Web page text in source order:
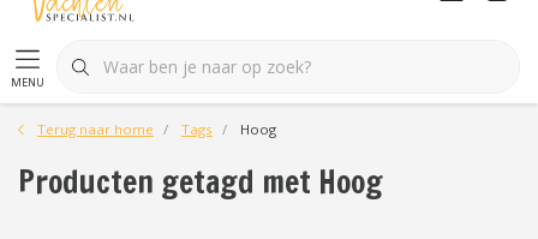
menu
Terug naar home Tags Hoog
Producten getagd met Hoog